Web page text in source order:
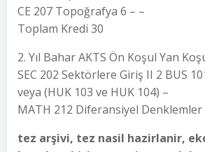
CE 207 Topoğrafya 6 – –
Toplam Kredi 30
2. Yıl Bahar AKTS Ön Koşul Yan
SEC 202 Sektörlere Giriş II 2 BUS
veya (HUK 103 ve HUK 104) –
MATH 212 Diferansiyel Denklemler
tez arşivi, tez nasil hazirlanir,